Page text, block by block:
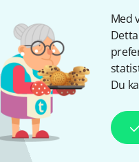
Med
Du
KÖPT
Remo Bahia
16"x3,5"